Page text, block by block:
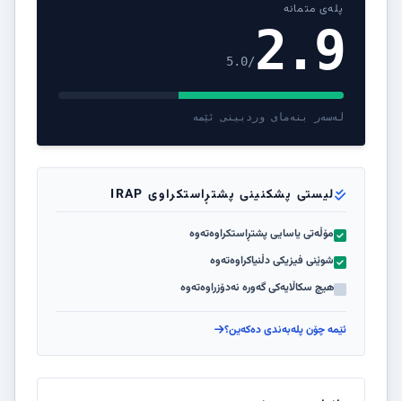
پلەی متمانە
2.9
/5.0
لەسەر بنەمای وردبینی ئێمە
لیستی پشکنینی پشتڕاستکراوی IRAP
مۆڵەتی یاسایی پشتڕاستکراوەتەوە
شوێنی فیزیکی دڵنیاکراوەتەوە
هیچ سکاڵایەکی گەورە نەدۆزراوەتەوە
ئێمە چۆن پلەبەندی دەکەین؟